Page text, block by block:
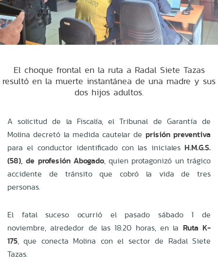
El choque frontal en la ruta a Radal Siete Tazas
resultó en la muerte instantánea de una madre y sus
dos hijos adultos.
A solicitud de la Fiscalía, el Tribunal de Garantía de
Molina decretó la medida cautelar de prisión preventiva
para el conductor identificado con las iniciales H.M.G.S.
(58), de profesión Abogado, quien protagonizó un trágico
accidente de tránsito que cobró la vida de tres
personas.
El fatal suceso ocurrió el pasado sábado 1 de
noviembre, alrededor de las 18:20 horas, en la Ruta K-
175, que conecta Molina con el sector de Radal Siete
Tazas.